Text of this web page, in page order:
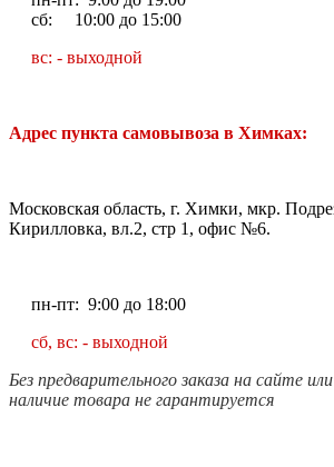
сб: 10:00 до 15:00
вс: - выходной
Адрес пункта самовывоза в Химках:
Московская область, г. Химки, мкр.
Кирилловка, вл.2, стр 1, офис №6.
пн-пт: 9:00 до 18:00
сб, вс: - выходной
Без предварительного заказа на сайте
наличие товара не гарантируется